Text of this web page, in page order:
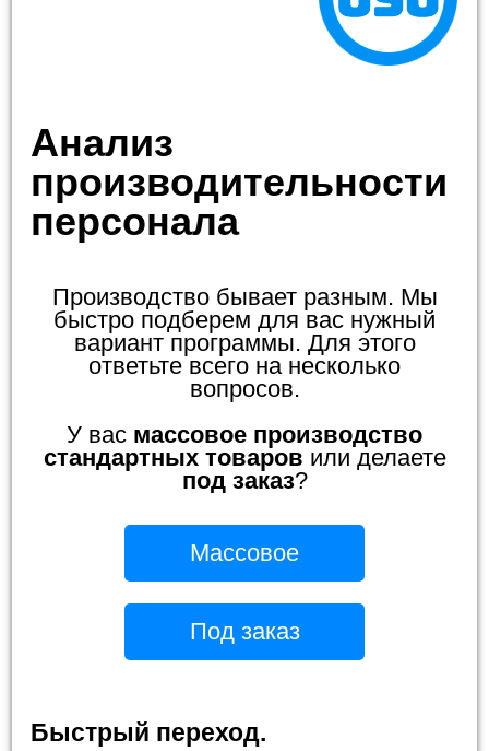
Анализ
производительности
персонала
Производство бывает разным. Мы
быстро подберем для вас нужный
вариант программы. Для этого
ответьте всего на несколько
вопросов.
У вас массовое производство
стандартных товаров или делаете
под заказ?
Массовое
Под заказ
Быстрый переход.